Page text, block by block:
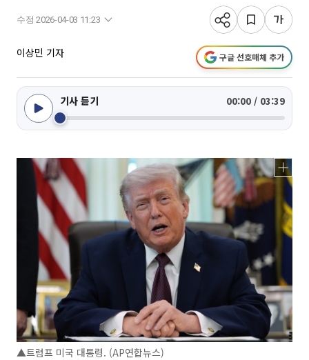
수정 2026-04-03 11:23
이상민 기자 구글 선호매체 추가
기사 듣기 00:00 / 03:39
▲트럼프 미국 대통령. (AP연합뉴스)